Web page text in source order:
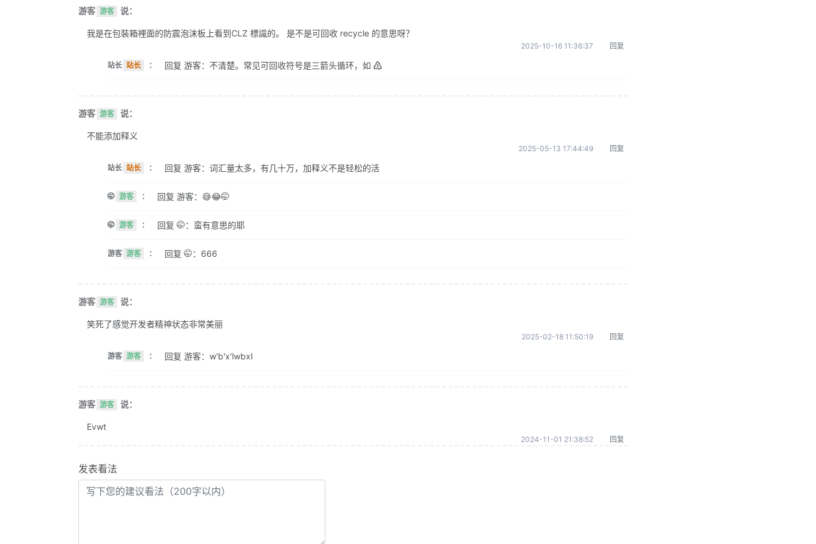
游客 游客 说：
我是在包裝箱裡面的防震泡沫板上看到CLZ 標識的。 是不是可回收 recycle 的意思呀？
2025-10-16 11:36:37 回复
站长 站长 ： 回复 游客：不清楚。常见可回收符号是三箭头循环，如 ♴
游客 游客 说：
不能添加释义
2025-05-13 17:44:49 回复
站长 站长 ： 回复 游客：词汇量太多，有几十万，加释义不是轻松的活
🤭 游客 ： 回复 游客：😅😂🤭
🤭 游客 ： 回复 🤭：蛮有意思的耶
游客 游客 ： 回复 🤭：666
游客 游客 说：
笑死了感觉开发者精神状态非常美丽
2025-02-18 11:50:19 回复
游客 游客 ： 回复 游客：w'b'x'lwbxl
游客 游客 说：
Evwt
2024-11-01 21:38:52 回复
发表看法